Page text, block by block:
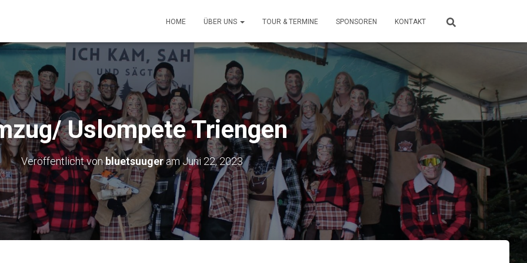
HOME ÜBER UNS TOUR & TERMINE SPONSOREN KONTAKT
Uslompete Triengen
Veröffentlicht vonbluetsuugeram Juni 22, 2023